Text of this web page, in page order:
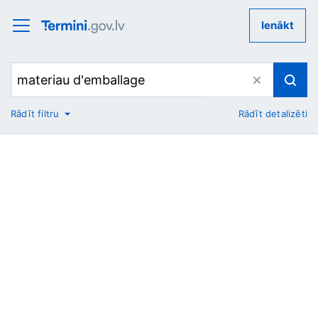
Ienākt
No
Rādīt filtru Rādīt detalizēti